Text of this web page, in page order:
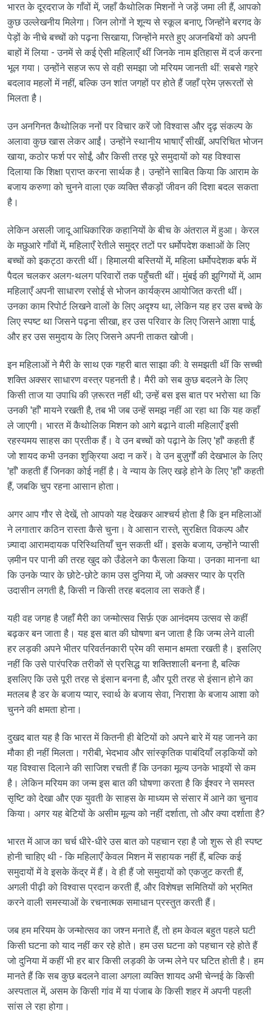
भारत के दूरदराज के गाँवों में, जहाँ कैथोलिक मिशनों ने जड़ें जमा ली हैं, आपको
कुछ उल्लेखनीय मिलेगा। जिन लोगों ने शून्य से स्कूल बनाए, जिन्होंने बरगद के
पेड़ों के नीचे बच्चों को पढ़ना सिखाया, जिन्होंने मरते हुए अजनबियों को अपनी
बाहों में लिया - उनमें से कई ऐसी महिलाएँ थीं जिनके नाम इतिहास में दर्ज करना
भूल गया। उन्होंने सहज रूप से वही समझा जो मरियम जानती थीं: सबसे गहरे
बदलाव महलों में नहीं, बल्कि उन शांत जगहों पर होते हैं जहाँ प्रेम ज़रूरतों से
मिलता है।
उन अनगिनत कैथोलिक ननों पर विचार करें जो विश्वास और दृढ़ संकल्प के
अलावा कुछ खास लेकर आईं। उन्होंने स्थानीय भाषाएँ सीखीं, अपरिचित भोजन
खाया, कठोर फर्श पर सोईं, और किसी तरह पूरे समुदायों को यह विश्वास
दिलाया कि शिक्षा प्राप्त करना सार्थक है। उन्होंने साबित किया कि आराम के
बजाय करुणा को चुनने वाला एक व्यक्ति सैकड़ों जीवन की दिशा बदल सकता
है।
लेकिन असली जादू आधिकारिक कहानियों के बीच के अंतराल में हुआ। केरल
के मछुआरे गाँवों में, महिलाएँ रेतीले समुद्र तटों पर धर्मोपदेश कक्षाओं के लिए
बच्चों को इकट्ठा करती थीं। हिमालयी बस्तियों में, महिला धर्मोपदेशक बर्फ में
पैदल चलकर अलग-थलग परिवारों तक पहुँचती थीं। मुंबई की झुग्गियों में, आम
महिलाएँ अपनी साधारण रसोई से भोजन कार्यक्रम आयोजित करती थीं।
उनका काम रिपोर्ट लिखने वालों के लिए अदृश्य था, लेकिन यह हर उस बच्चे के
लिए स्पष्ट था जिसने पढ़ना सीखा, हर उस परिवार के लिए जिसने आशा पाई,
और हर उस समुदाय के लिए जिसने अपनी ताकत खोजी।
इन महिलाओं ने मैरी के साथ एक गहरी बात साझा की: वे समझती थीं कि सच्ची
शक्ति अक्सर साधारण वस्त्र पहनती है। मैरी को सब कुछ बदलने के लिए
किसी ताज या उपाधि की ज़रूरत नहीं थी; उन्हें बस इस बात पर भरोसा था कि
उनकी 'हाँ' मायने रखती है, तब भी जब उन्हें समझ नहीं आ रहा था कि यह कहाँ
ले जाएगी। भारत में कैथोलिक मिशन को आगे बढ़ाने वाली महिलाएँ इसी
रहस्यमय साहस का प्रतीक हैं। वे उन बच्चों को पढ़ाने के लिए 'हाँ' कहती हैं
जो शायद कभी उनका शुक्रिया अदा न करें। वे उन बुज़ुर्गों की देखभाल के लिए
'हाँ' कहती हैं जिनका कोई नहीं है। वे न्याय के लिए खड़े होने के लिए 'हाँ' कहती
हैं, जबकि चुप रहना आसान होता।
अगर आप गौर से देखें, तो आपको यह देखकर आश्चर्य होता है कि इन महिलाओं
ने लगातार कठिन रास्ता कैसे चुना। वे आसान रास्ते, सुरक्षित विकल्प और
ज़्यादा आरामदायक परिस्थितियाँ चुन सकती थीं। इसके बजाय, उन्होंने प्यासी
ज़मीन पर पानी की तरह खुद को उँडेलने का फैसला किया। उनका मानना ​​था
कि उनके प्यार के छोटे-छोटे काम उस दुनिया में, जो अक्सर प्यार के प्रति
उदासीन लगती है, किसी न किसी तरह बदलाव ला सकते हैं।
यही वह जगह है जहाँ मैरी का जन्मोत्सव सिर्फ़ एक आनंदमय उत्सव से कहीं
बढ़कर बन जाता है। यह इस बात की घोषणा बन जाता है कि जन्म लेने वाली
हर लड़की अपने भीतर परिवर्तनकारी प्रेम की समान क्षमता रखती है। इसलिए
नहीं कि उसे पारंपरिक तरीकों से प्रसिद्ध या शक्तिशाली बनना है, बल्कि
इसलिए कि उसे पूरी तरह से इंसान बनना है, और पूरी तरह से इंसान होने का
मतलब है डर के बजाय प्यार, स्वार्थ के बजाय सेवा, निराशा के बजाय आशा को
चुनने की क्षमता होना।
दुखद बात यह है कि भारत में कितनी ही बेटियों को अपने बारे में यह जानने का
मौका ही नहीं मिलता। गरीबी, भेदभाव और सांस्कृतिक पाबंदियाँ लड़कियों को
यह विश्वास दिलाने की साजिश रचती हैं कि उनका मूल्य उनके भाइयों से कम
है। लेकिन मरियम का जन्म इस बात की घोषणा करता है कि ईश्वर ने समस्त
सृष्टि को देखा और एक युवती के साहस के माध्यम से संसार में आने का चुनाव
किया। अगर यह बेटियों के असीम मूल्य को नहीं दर्शाता, तो और क्या दर्शाता है?
भारत में आज का चर्च धीरे-धीरे उस बात को पहचान रहा है जो शुरू से ही स्पष्ट
होनी चाहिए थी - कि महिलाएँ केवल मिशन में सहायक नहीं हैं, बल्कि कई
समुदायों में वे इसके केंद्र में हैं। वे ही हैं जो समुदायों को एकजुट करती हैं,
अगली पीढ़ी को विश्वास प्रदान करती हैं, और विशेषज्ञ समितियों को भ्रमित
करने वाली समस्याओं के रचनात्मक समाधान प्रस्तुत करती हैं।
जब हम मरियम के जन्मोत्सव का जश्न मनाते हैं, तो हम केवल बहुत पहले घटी
किसी घटना को याद नहीं कर रहे होते। हम उस घटना को पहचान रहे होते हैं
जो दुनिया में कहीं भी हर बार किसी लड़की के जन्म लेने पर घटित होती है। हम
मानते हैं कि सब कुछ बदलने वाला अगला व्यक्ति शायद अभी चेन्नई के किसी
अस्पताल में, असम के किसी गांव में या पंजाब के किसी शहर में अपनी पहली
सांस ले रहा होगा।